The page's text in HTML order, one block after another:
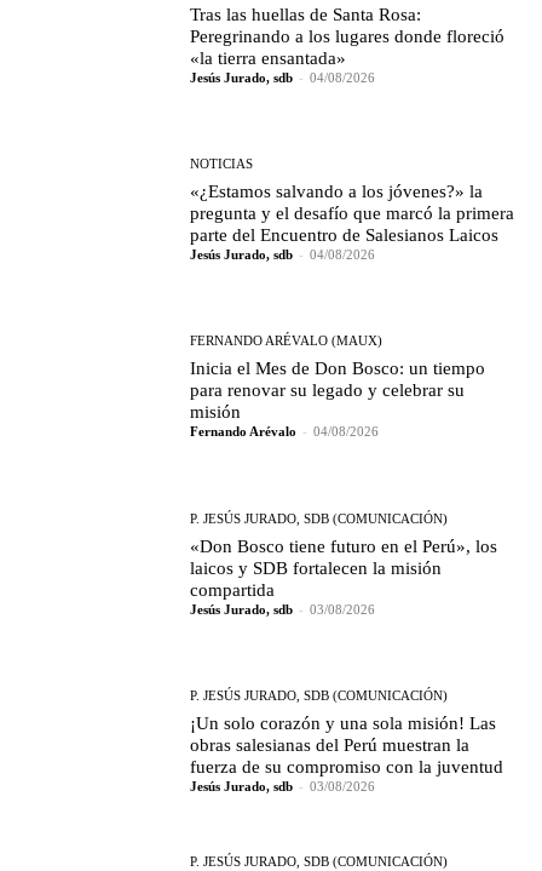
Tras las huellas de Santa Rosa:
Peregrinando a los lugares donde floreció
«la tierra ensantada»
Jesús Jurado, sdb - 04/08/2026
NOTICIAS
«¿Estamos salvando a los jóvenes?» la
pregunta y el desafío que marcó la primera
parte del Encuentro de Salesianos Laicos
Jesús Jurado, sdb - 04/08/2026
FERNANDO ARÉVALO (MAUX)
Inicia el Mes de Don Bosco: un tiempo
para renovar su legado y celebrar su
misión
Fernando Arévalo - 04/08/2026
P. JESÚS JURADO, SDB (COMUNICACIÓN)
«Don Bosco tiene futuro en el Perú», los
laicos y SDB fortalecen la misión
compartida
Jesús Jurado, sdb - 03/08/2026
P. JESÚS JURADO, SDB (COMUNICACIÓN)
¡Un solo corazón y una sola misión! Las
obras salesianas del Perú muestran la
fuerza de su compromiso con la juventud
Jesús Jurado, sdb - 03/08/2026
P. JESÚS JURADO, SDB (COMUNICACIÓN)